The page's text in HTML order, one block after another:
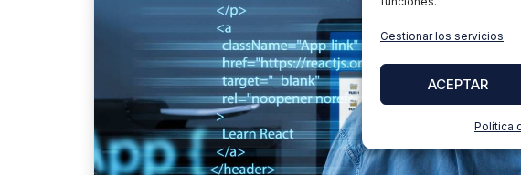
Gestionar los servicios
ACEPTAR
Política